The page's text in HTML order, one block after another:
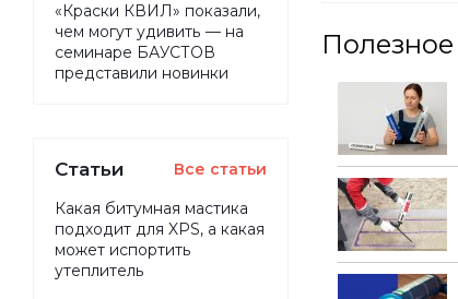
Полезное
«Краски КВИЛ» показали,
чем могут удивить — на
семинаре БАУСТОВ
представили новинки
Статьи Все статьи
Какая битумная мастика
подходит для XPS, а какая
может испортить
утеплитель